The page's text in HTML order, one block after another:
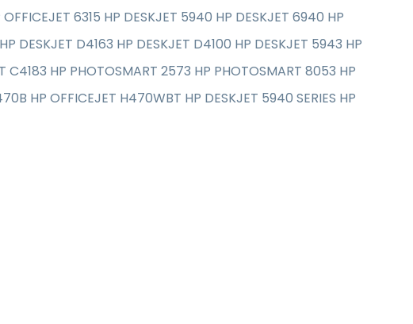
6315 HP DESKJET 5940 HP DESKJET 6940 HP
DESKJET D4163 HP DESKJET D4100 HP DESKJET 5943 HP
C4183 HP PHOTOSMART 2573 HP PHOTOSMART 8053 HP
HP OFFICEJET H470WBT HP DESKJET 5940 SERIES HP